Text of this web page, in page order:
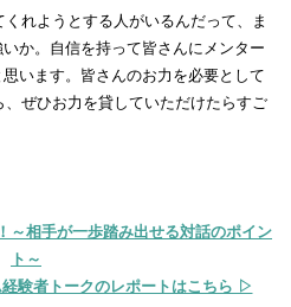
れようとする人がいるんだって、ま
か。自信を持って皆さんにメンター
います。皆さんのお力を必要として
ぜひお力を貸していただけたらすご
～相手が一歩踏み出せる対話のポイン
ト～
験者トークのレポートはこちら ▷